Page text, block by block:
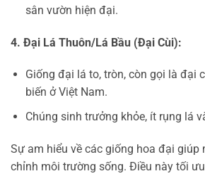
sân vườn hiện đại.
4. Đại Lá Thuôn/Lá Bầu (Đại Cùi):
Giống đại lá to, tròn, còn gọi là đại
biến ở Việt Nam.
Chúng sinh trưởng khỏe, ít rụng lá
Sự am hiểu về các giống hoa đại giúp
chỉnh môi trường sống. Điều này tối